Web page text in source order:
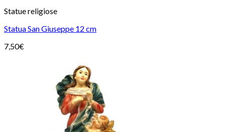
Statue religiose
Statua San Giuseppe 12 cm
7,50€